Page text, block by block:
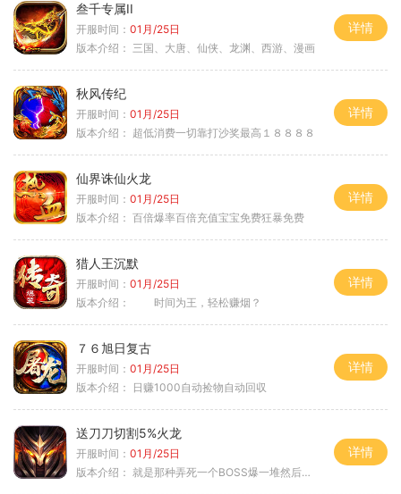
叁千专属II
开服时间： 01月/25日
版本介绍： 三国、大唐、仙侠、龙渊、西游、漫画
详情
秋风传纪
开服时间： 01月/25日
版本介绍： 超低消费一切靠打沙奖最高１８８８８
详情
仙界诛仙火龙
开服时间： 01月/25日
版本介绍： 百倍爆率百倍充值宝宝免费狂暴免费
详情
猎人王沉默
开服时间： 01月/25日
版本介绍：
时间为王，轻松赚烟？
详情
７６旭日复古
开服时间： 01月/25日
版本介绍：
日赚1000自动捡物自动回収
详情
送刀刀切割5%火龙
开服时间： 01月/25日
版本介绍： 就是那种弄死一个BOSS爆一堆然后就起飞
详情